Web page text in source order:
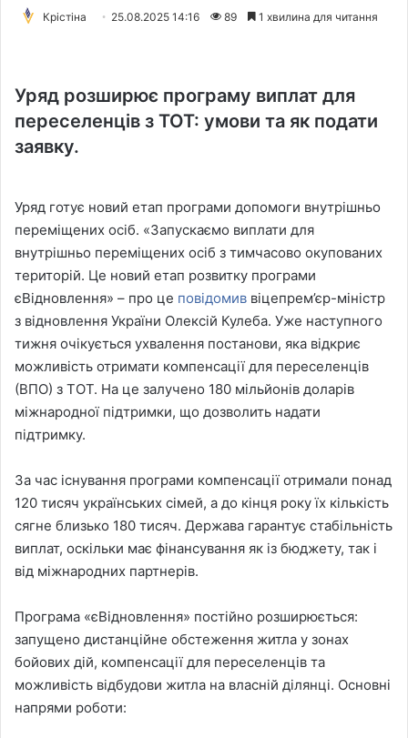
Крістіна 25.08.2025 14:16 89 1 хвилина для читання
Уряд розширює програму виплат для
переселенців з ТОТ: умови та як подати
заявку.
Уряд готує новий етап програми допомоги внутрішньо
переміщених осіб. «Запускаємо виплати для
внутрішньо переміщених осіб з тимчасово окупованих
територій. Це новий етап розвитку програми
єВідновлення» – про це повідомив віцепрем’єр-міністр
з відновлення України Олексій Кулеба. Уже наступного
тижня очікується ухвалення постанови, яка відкриє
можливість отримати компенсації для переселенців
(ВПО) з ТОТ. На це залучено 180 мільйонів доларів
міжнародної підтримки, що дозволить надати
підтримку.
За час існування програми компенсації отримали понад
120 тисяч українських сімей, а до кінця року їх кількість
сягне близько 180 тисяч. Держава гарантує стабільність
виплат, оскільки має фінансування як із бюджету, так і
від міжнародних партнерів.
Програма «єВідновлення» постійно розширюється:
запущено дистанційне обстеження житла у зонах
бойових дій, компенсації для переселенців та
можливість відбудови житла на власній ділянці. Основні
напрями роботи: